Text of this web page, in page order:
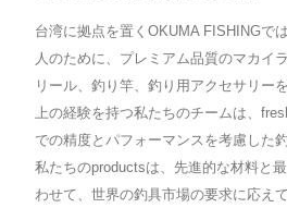
台湾に拠点を置くOKUMA FISHINGで
人のために、プレミアム品質のマカイ
リール、釣り竿、釣り用アクセサリー
上の経験を持つ私たちのチームは、
での精度とパフォーマンスを考慮した
私たちのproductsは、先進的な材料と
わせて、世界の釣具市場の要求に応えて